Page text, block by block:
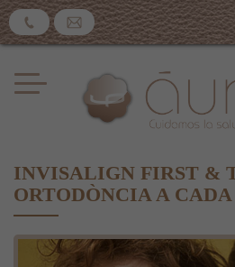
INVISALIGN FIRST &
ORTODÒNCIA A